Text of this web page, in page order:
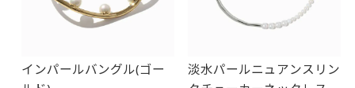
インパールバングル(ゴー
淡水パールニュアンスリン